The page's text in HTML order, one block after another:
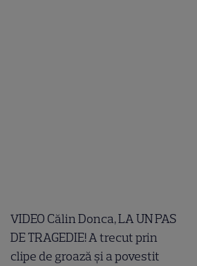
VIDEO Călin Donca, LA UN PAS
DE TRAGEDIE! A trecut prin
clipe de groază și a povestit